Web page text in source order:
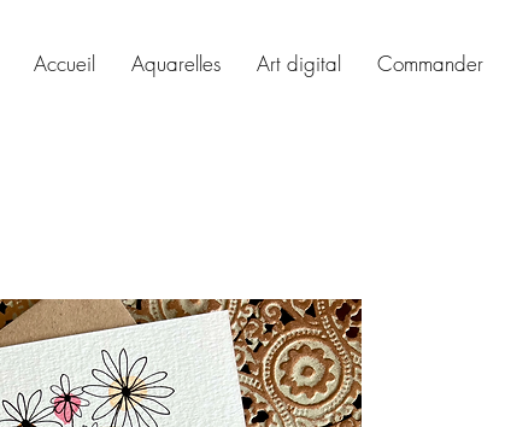
Accueil Aquarelles Art digital Commander